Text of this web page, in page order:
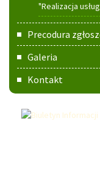
"Realizacja
Precodura
Galeria
Kontakt